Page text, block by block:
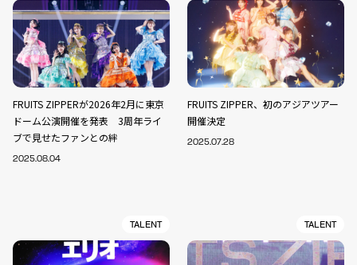
FRUITS ZIPPERが2026年2月に東京
ドーム公演開催を発表 3周年ライ
ブで見せたファンとの絆
2025.08.04
FRUITS ZIPPER、初のアジアツアー
開催決定
2025.07.28
TALENT TALENT